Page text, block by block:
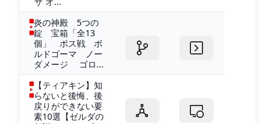
炎の神殿 5つの
錠 宝箱「全13
個」 ボス戦 ボ
ルドゴーマ ノー
ダメージ ゴロ...
【ティアキン】知
らないと後悔、後
戻りができない要
素10選【ゼルダの